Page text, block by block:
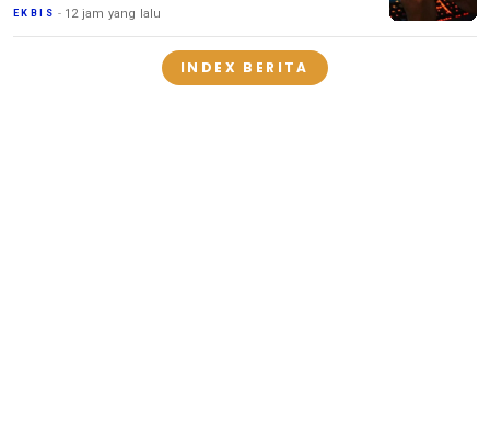
EKBIS 12 jam yang lalu
INDEX BERITA